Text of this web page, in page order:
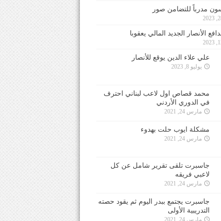
مدرباً للتضامن صور
الأنصار الجديد المالي يعقوبا
علي علاء الدين يوقع للأنصار
يوليو 8, 2023
محمد قصاص اول لاعب لبناني احترف
في الدوري الأردني
مارس 24, 2021
مشكلة ايوب حلت بهدوء
مارس 24, 2021
جاسبرت تلقى تقرير شامل عن كل
لاعبي فريقه
مارس 24, 2021
جاسبرت يجتمع ببدر اليوم ثم يقود حصته
التدريبية الأولى
مارس 24, 2021